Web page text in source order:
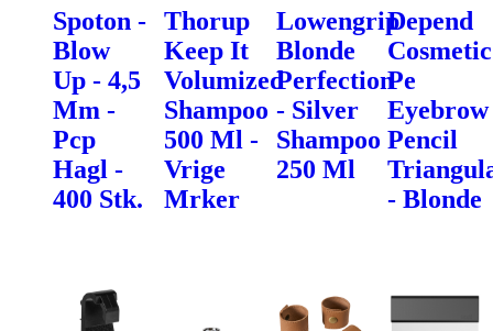
Spoton -
Blow
Up - 4,5
Mm -
Pcp
Hagl -
400 Stk.
Thorup
Keep It
Volumized
Shampoo
500 Ml -
Vrige
Mrker
Lowengrip
Blonde
Perfection
- Silver
Shampoo
250 Ml
Depend
Cosmetic
Pe
Eyebrow
Pencil
- Blonde